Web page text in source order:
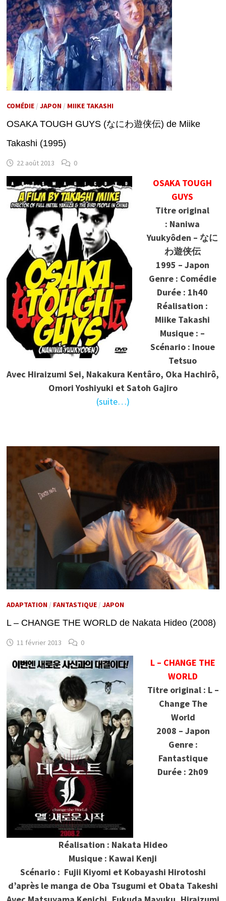
COMÉDIE/ JAPON/ MIIKE TAKASHI
OSAKA TOUGH GUYS (なにわ遊侠伝) de Miike
Takashi (1995)
22 août 2013 0
OSAKA TOUGH
GUYS
Titre original
: Naniwa
Yuukyôden – なに
わ遊侠伝
1995 – Japon
Genre : Comédie
Durée : 1h40
Réalisation :
Miike Takashi
Musique : –
Scénario : Inoue
Tetsuo
Avec Hiraizumi Sei, Nakakura Kentâro, Oka Hachirô,
Omori Yoshiyuki et Satoh Gajiro
(suite…)
ADAPTATION/ FANTASTIQUE/ JAPON
L – CHANGE THE WORLD de Nakata Hideo (2008)
11 février 2013 0
L – CHANGE THE
WORLD
Titre original : L –
Change The
World
2008 – Japon
Genre :
Fantastique
Durée : 2h09
Réalisation : Nakata Hideo
Musique : Kawai Kenji
Scénario : Fujii Kiyomi et Kobayashi Hirotoshi
d’après le manga de Oba Tsugumi et Obata Takeshi